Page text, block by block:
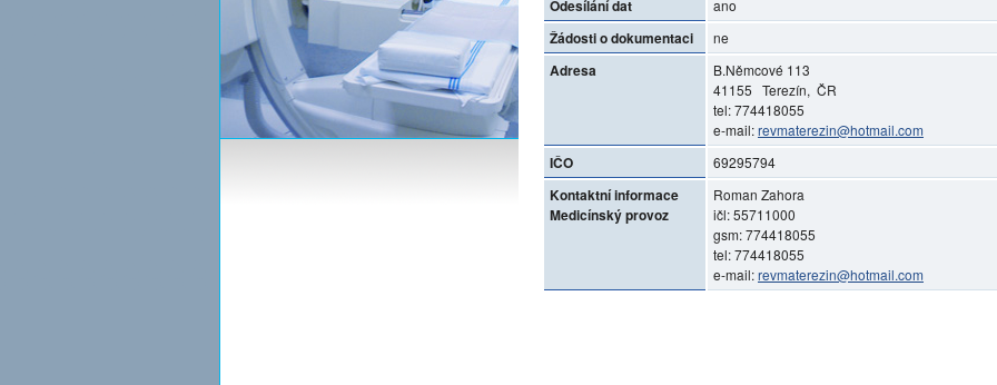
Odesílání dat ano
Žádosti o dokumentaci ne
Adresa
B.Němcové 113
41155 Terezín, ČR
tel: 774418055
e-mail:revmaterezin@hotmail.com
IČO 69295794
Kontaktní informace
Medicínský provoz
Roman Zahora
ičl: 55711000
gsm: 774418055
tel: 774418055
e-mail:revmaterezin@hotmail.com